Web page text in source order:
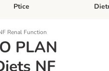
Odprite meni kategorij: Male živali
Ptice
Renal Function
PLAN
NF